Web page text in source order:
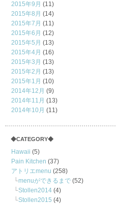
2015年9月 (11)
2015年8月 (14)
2015年7月 (11)
2015年6月 (12)
2015年5月 (13)
2015年4月 (16)
2015年3月 (13)
2015年2月 (13)
2015年1月 (10)
2014年12月 (9)
2014年11月 (13)
2014年10月 (11)
◆CATEGORY◆
Hawaii (5)
Pain Kitchen (37)
アトリエmenu (258)
menuができるまで (52)
Stollen2014 (4)
Stollen2015 (4)